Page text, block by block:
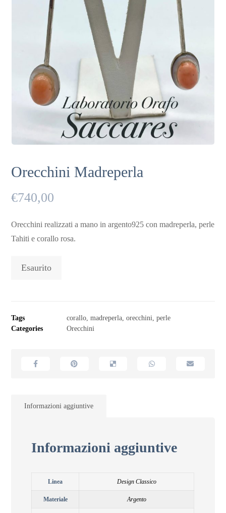
Orecchini Madreperla
€740,00
Orecchini realizzati a mano in argento925 con madreperla, perle
Tahiti e corallo rosa.
Esaurito
Tags corallo ,madreperla ,orecchini ,perle
Categories
Orecchini
Informazioni aggiuntive
Informazioni aggiuntive
Linea Design Classico
Materiale Argento